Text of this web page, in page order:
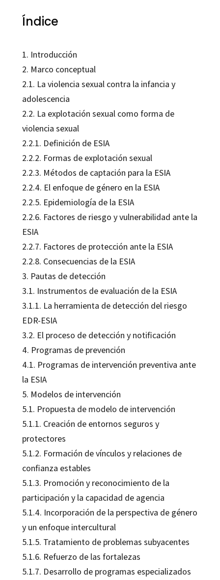
Índice
1. Introducción
2. Marco conceptual
2.1. La violencia sexual contra la infancia y
adolescencia
2.2. La explotación sexual como forma de
violencia sexual
2.2.1. Definición de ESIA
2.2.2. Formas de explotación sexual
2.2.3. Métodos de captación para la ESIA
2.2.4. El enfoque de género en la ESIA
2.2.5. Epidemiología de la ESIA
2.2.6. Factores de riesgo y vulnerabilidad ante la
ESIA
2.2.7. Factores de protección ante la ESIA
2.2.8. Consecuencias de la ESIA
3. Pautas de detección
3.1. Instrumentos de evaluación de la ESIA
3.1.1. La herramienta de detección del riesgo
EDR-ESIA
3.2. El proceso de detección y notificación
4. Programas de prevención
4.1. Programas de intervención preventiva ante
la ESIA
5. Modelos de intervención
5.1. Propuesta de modelo de intervención
5.1.1. Creación de entornos seguros y
protectores
5.1.2. Formación de vínculos y relaciones de
confianza estables
5.1.3. Promoción y reconocimiento de la
participación y la capacidad de agencia
5.1.4. Incorporación de la perspectiva de género
y un enfoque intercultural
5.1.5. Tratamiento de problemas subyacentes
5.1.6. Refuerzo de las fortalezas
5.1.7. Desarrollo de programas especializados